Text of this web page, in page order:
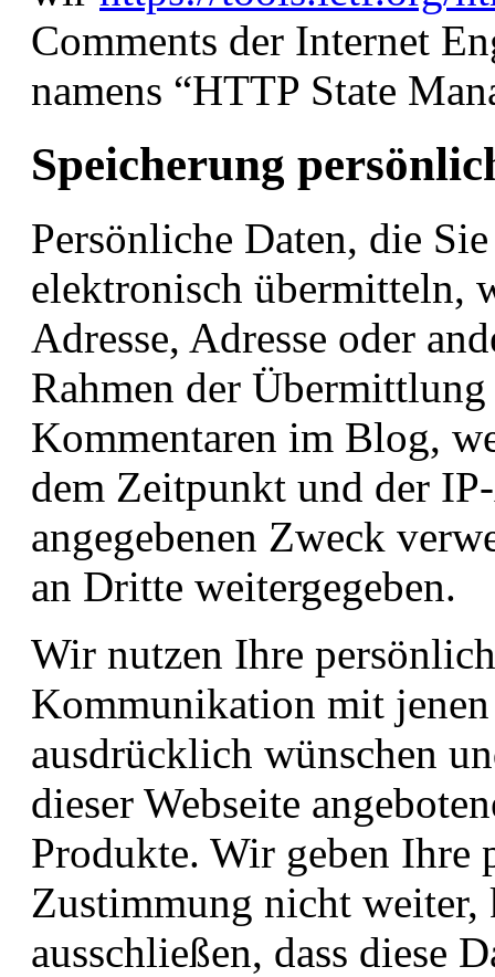
Comments der Internet
namens “HTTP State
Speicherung
Persönliche Daten, die
elektronisch übermitteln,
Adresse, Adresse oder
Rahmen der
Kommentaren im Blog,
dem Zeitpunkt und der
angegebenen Zweck
an Dritte weitergegeben.
Wir nutzen Ihre
Kommunikation mit
ausdrücklich wünschen
dieser Webseite
Produkte. Wir geben Ihre
Zustimmung nicht weiter,
ausschließen, dass diese